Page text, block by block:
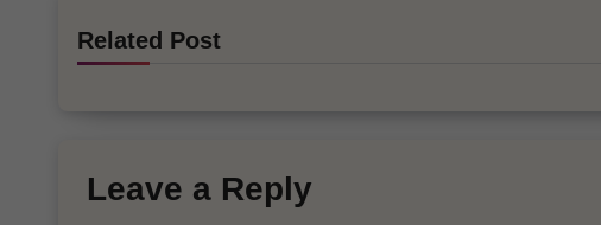
Related Post
Leave a Reply